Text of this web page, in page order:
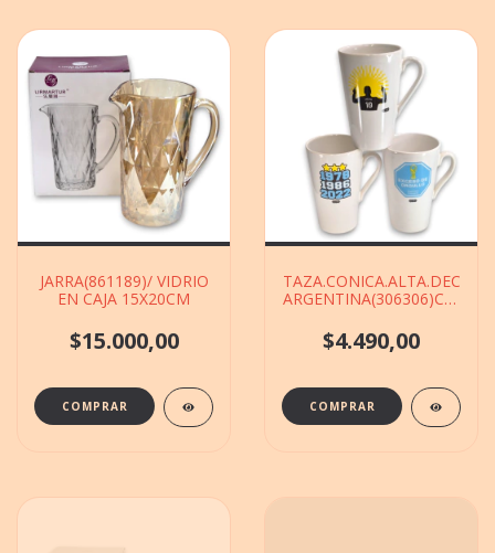
JARRA(861189)/ VIDRIO
EN CAJA 15X20CM
$15.000,00
TAZA.CONICA.ALTA.DEC
$4.490,00